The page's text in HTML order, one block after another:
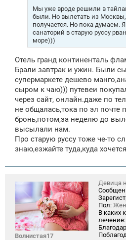
Мы уже вроде решили в
были. Но вылетать из
получается. Но пока думаем.
санаторий в старую руссу
море)))
Отель гранд континенталь
Брали завтрак и ужин. Были
супермаркете дешево
сыром к чаю))) путевеи
через сайт, онлайн.даже по
не общалась,тока по эл почте
бронь,потом,за неделю до
высылали нам.
Про старую руссу тоже че-то
знаю,езжайте туда,куда
Волнистая17
Девица
Пол:
В каких
лечение: